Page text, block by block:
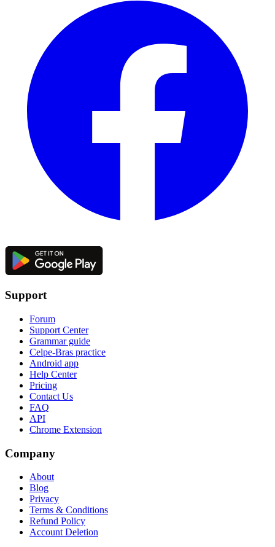
Support
Forum
Support Center
Grammar guide
Celpe-Bras practice
Android app
Help Center
Pricing
Contact Us
FAQ
API
Chrome Extension
Company
About
Blog
Privacy
Terms & Conditions
Refund Policy
Account Deletion